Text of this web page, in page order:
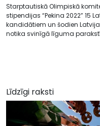
Starptautiskā Olimpiskā
stipendijas “Pekina 2022” 15
kandidātiem un šodien
notika svinīgā līguma
Līdzīgi raksti